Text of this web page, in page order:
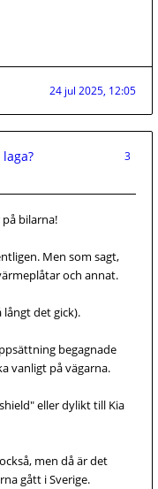
24 jul 2025, 12:05
3
bilarna!
Men som sagt,
och annat.
det gick).
begagnade
vanligt på vägarna.
eller dylikt till Kia
men då är det
gått i Sverige.